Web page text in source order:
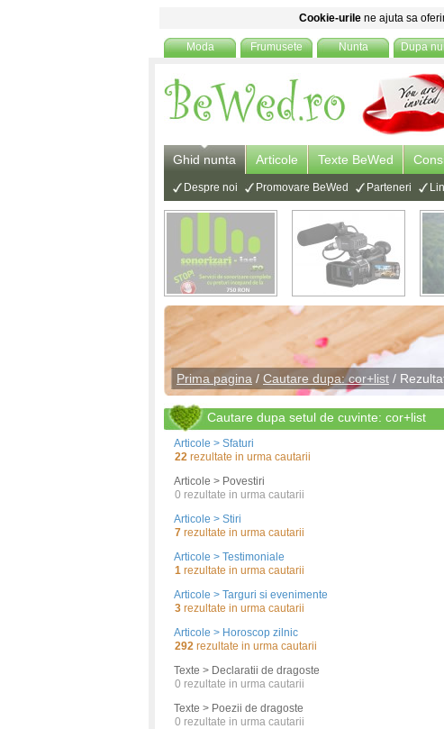
Cookie-urile ne ajuta sa
Moda Frumusete Nunta Dupa
Ghid nunta Articole Texte BeWed
Despre noi Promovare BeWed Parteneri
Prima pagina / Cautare dupa: cor+list /
Cautare dupa setul de cuvinte: cor+list
Articole > Sfaturi
22 rezultate in urma cautarii
Articole > Povestiri
0 rezultate in urma cautarii
Articole > Stiri
7 rezultate in urma cautarii
Articole > Testimoniale
1 rezultate in urma cautarii
Articole > Targuri si evenimente
3 rezultate in urma cautarii
Articole > Horoscop zilnic
292 rezultate in urma cautarii
Texte > Declaratii de dragoste
0 rezultate in urma cautarii
Texte > Poezii de dragoste
0 rezultate in urma cautarii